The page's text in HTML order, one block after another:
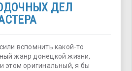
ДЕЛ
вспомнить какой-то
жанр донецкой жизни,
этом оригинальный, я бы